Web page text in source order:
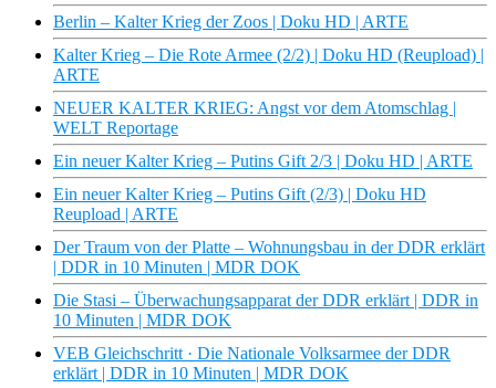
Berlin – Kalter Krieg der Zoos | Doku HD | ARTE
Kalter Krieg – Die Rote Armee (2/2) | Doku HD (Reupload) |
ARTE
NEUER KALTER KRIEG: Angst vor dem Atomschlag |
WELT Reportage
Ein neuer Kalter Krieg – Putins Gift 2/3 | Doku HD | ARTE
Ein neuer Kalter Krieg – Putins Gift (2/3) | Doku HD
Reupload | ARTE
Der Traum von der Platte – Wohnungsbau in der DDR erklärt
| DDR in 10 Minuten | MDR DOK
Die Stasi – Überwachungsapparat der DDR erklärt | DDR in
10 Minuten | MDR DOK
VEB Gleichschritt · Die Nationale Volksarmee der DDR
erklärt | DDR in 10 Minuten | MDR DOK